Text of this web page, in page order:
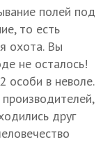
полей под
то есть
охота. Вы
не осталось!
особи в неволе.
друг